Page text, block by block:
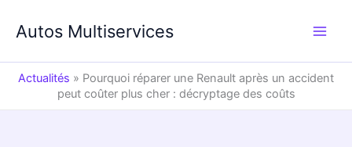
Autos Multiservices
Actualités » Pourquoi réparer une Renault après un accident
peut coûter plus cher : décryptage des coûts